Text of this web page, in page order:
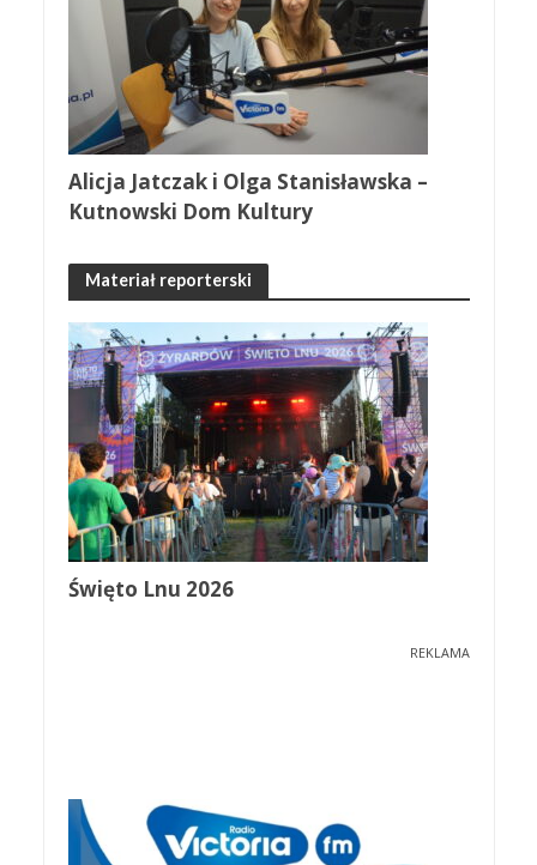
Alicja Jatczak i Olga Stanisławska –
Kutnowski Dom Kultury
Materiał reporterski
Święto Lnu 2026
REKLAMA